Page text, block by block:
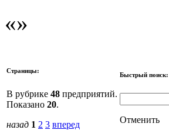
Страницы:
В рубрике 48 предприятий.
Показано 20.
назад 1 2 3 вперед
Быстрый поиск:
Отменить